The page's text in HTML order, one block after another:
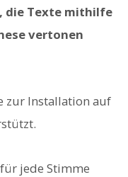
die Texte mithilfe
vertonen
zur Installation auf
jede Stimme